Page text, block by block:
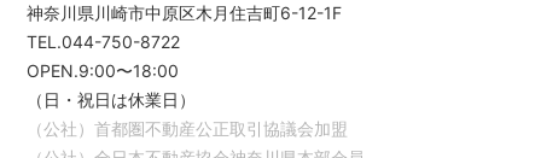
神奈川県川崎市中原区木月住吉町6-12-1F
TEL.044-750-8722
OPEN.9:00〜18:00
（日・祝日は休業日）
（公社）首都圏不動産公正取引協議会加盟